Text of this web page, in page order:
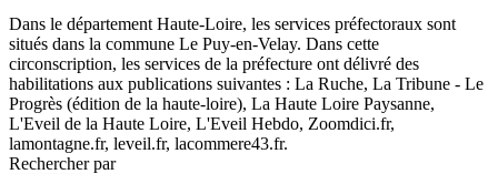
Dans le département Haute-Loire, les services préfectoraux sont
situés dans la commune Le Puy-en-Velay. Dans cette
circonscription, les services de la préfecture ont délivré des
habilitations aux publications suivantes : La Ruche, La Tribune - Le
Progrès (édition de la haute-loire), La Haute Loire Paysanne,
L'Eveil de la Haute Loire, L'Eveil Hebdo, Zoomdici.fr,
lamontagne.fr, leveil.fr, lacommere43.fr.
Rechercher par